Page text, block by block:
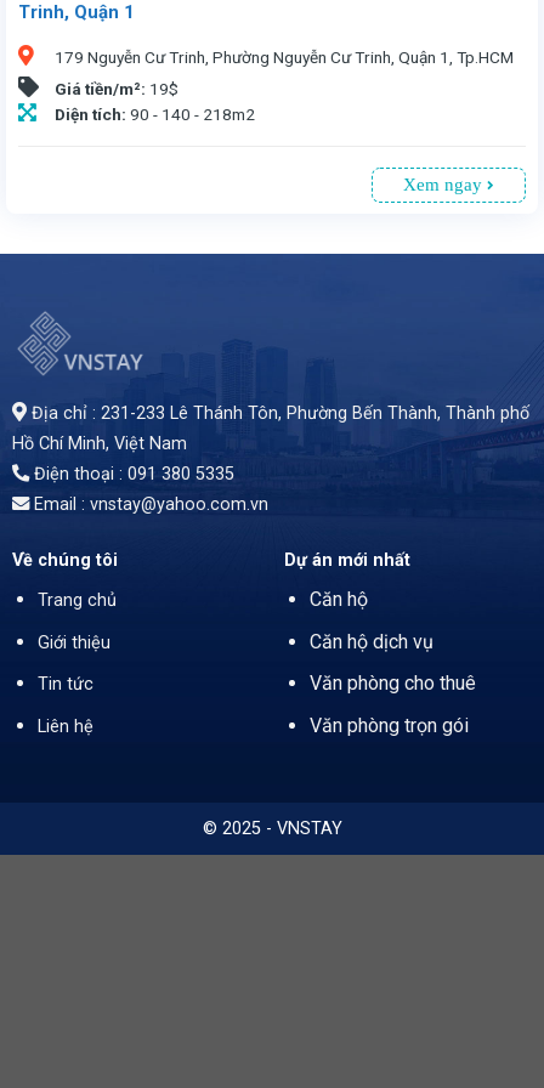
Trinh, Quận 1
179 Nguyễn Cư Trinh, Phường Nguyễn Cư Trinh, Quận 1, Tp.HCM
Giá tiền/m²: 19$
Diện tích: 90 - 140 - 218m2
Xem ngay
Địa chỉ : 231-233 Lê Thánh Tôn, Phường Bến Thành, Thành phố
Hồ Chí Minh, Việt Nam
Điện thoại : 091 380 5335
Email : vnstay@yahoo.com.vn
Về chúng tôi
Trang chủ
Giới thiệu
Tin tức
Liên hệ
Dự án mới nhất
Căn hộ
Căn hộ dịch vụ
Văn phòng cho thuê
Văn phòng trọn gói
© 2025 - VNSTAY